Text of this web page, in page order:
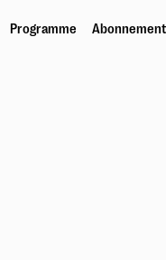
Programme Abonnement